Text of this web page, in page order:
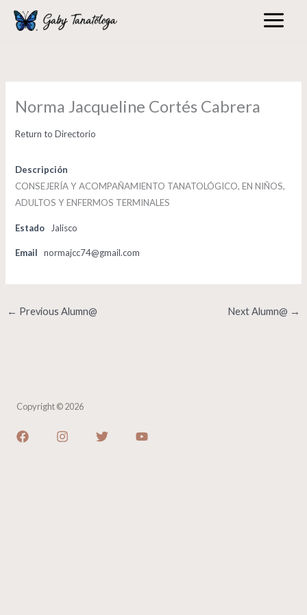
Norma Jacqueline Cortés Cabrera
Return to Directorio
Descripción
CONSEJERÍA Y ACOMPAÑAMIENTO TANATOLÓGICO, EN NIÑOS,
ADULTOS Y ENFERMOS TERMINALES
Estado Jalisco
Email normajcc74@gmail.com
← Previous Alumn@ Next Alumn@ →
Copyright © 2026